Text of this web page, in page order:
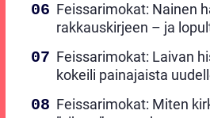
Feissarimokat: Nainen
rakkauskirjeen – ja
Feissarimokat: Laivan
kokeili painajaista
Feissarimokat: Miten